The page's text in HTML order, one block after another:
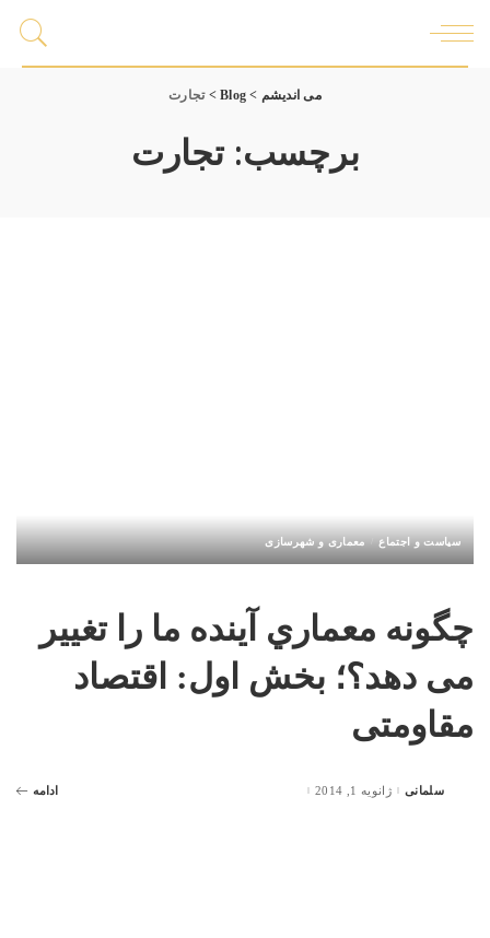
می اندیشم >
Blog
>تجارت
برچسب:تجارت
سیاست و اجتماع معماری و شهرسازی
چگونه معماري آینده ما را تغییر
می دهد؟؛ بخش اول: اقتصاد
مقاومتی
Postedسلمانی ژانویه 1, 2014 ادامه